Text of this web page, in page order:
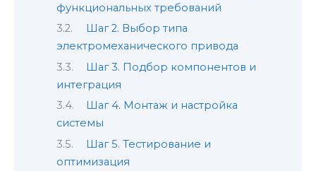
функциональных требований
Шаг 2. Выбор типа
электромеханического привода
Шаг 3. Подбор компонентов и
интеграция
Шаг 4. Монтаж и настройка
системы
Шаг 5. Тестирование и
оптимизация